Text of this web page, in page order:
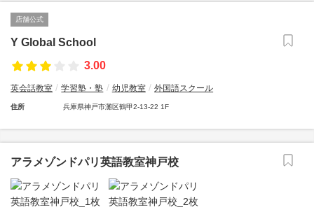
店舗公式
Y Global School
3.00
英会話教室 学習塾・塾 幼児教室 外国語スクール
住所 兵庫県神戸市灘区鶴甲2-13-22 1F
アラメゾンドパリ英語教室神戸校